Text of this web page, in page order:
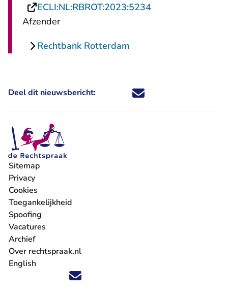
ECLI:NL:RBROT:2023:5234- U verlaat
Afzender
Rechtbank Rotterdam
Deel dit nieuwsbericht: Deel dit nieuwsbericht via X -
Deel dit nieuwsbericht via
Deel dit nieuwsbericht
Deel dit
Volg ons op X (Twitter) - U verlaat Rechtspraak.nl
Volg ons op Facebook - U verlaat Rechtspraak.nl
Volg ons op Instagram - U verlaat Rechtspraak.nl
Volg ons op Youtube - U verlaat Rechtspraak.nl
Volg ons op LinkedIn - U verlaat
'Blijf op de hoogte' nieuwsbrief - U verlaat
Sitemap
Privacy
Cookies
Toegankelijkheid
Spoofing
Vacatures
- U verlaat Rechtspraak.nl
Archief
Over rechtspraak.nl
English